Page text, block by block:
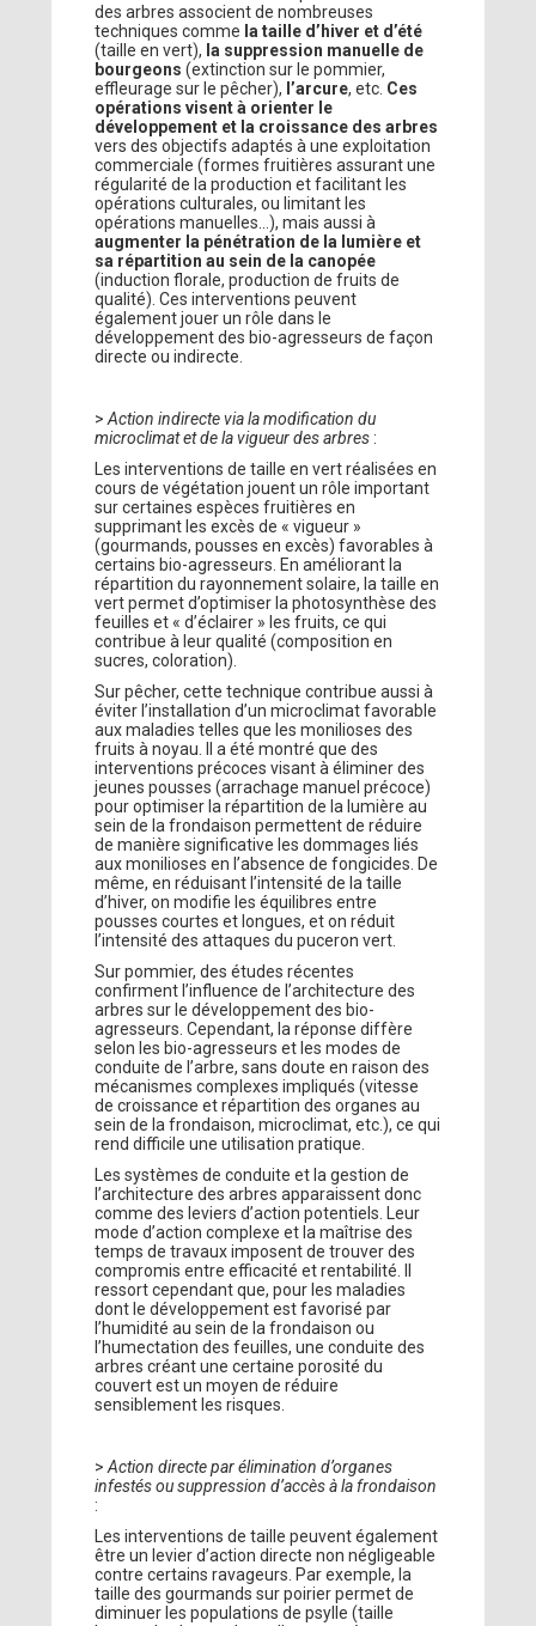
des arbres associent de nombreuses
techniques comme la taille d’hiver et d’été
(taille en vert), la suppression manuelle de
bourgeons (extinction sur le pommier,
effleurage sur le pêcher), l’arcure, etc. Ces
opérations visent à orienter le
développement et la croissance des arbres
vers des objectifs adaptés à une exploitation
commerciale (formes fruitières assurant une
régularité de la production et facilitant les
opérations culturales, ou limitant les
opérations manuelles…), mais aussi à
augmenter la pénétration de la lumière et
sa répartition au sein de la canopée
(induction florale, production de fruits de
qualité). Ces interventions peuvent
également jouer un rôle dans le
développement des bio-agresseurs de façon
directe ou indirecte.
>Action indirecte via la modification du
microclimat et de la vigueur des arbres :
Les interventions de taille en vert réalisées en
cours de végétation jouent un rôle important
sur certaines espèces fruitières en
supprimant les excès de « vigueur »
(gourmands, pousses en excès) favorables à
certains bio-agresseurs. En améliorant la
répartition du rayonnement solaire, la taille en
vert permet d’optimiser la photosynthèse des
feuilles et « d’éclairer » les fruits, ce qui
contribue à leur qualité (composition en
sucres, coloration).
Sur pêcher, cette technique contribue aussi à
éviter l’installation d’un microclimat favorable
aux maladies telles que les monilioses des
fruits à noyau. Il a été montré que des
interventions précoces visant à éliminer des
jeunes pousses (arrachage manuel précoce)
pour optimiser la répartition de la lumière au
sein de la frondaison permettent de réduire
de manière significative les dommages liés
aux monilioses en l’absence de fongicides. De
même, en réduisant l’intensité de la taille
d’hiver, on modifie les équilibres entre
pousses courtes et longues, et on réduit
l’intensité des attaques du puceron vert.
Sur pommier, des études récentes
confirment l’influence de l’architecture des
arbres sur le développement des bio-
agresseurs. Cependant, la réponse diffère
selon les bio-agresseurs et les modes de
conduite de l’arbre, sans doute en raison des
mécanismes complexes impliqués (vitesse
de croissance et répartition des organes au
sein de la frondaison, microclimat, etc.), ce qui
rend difficile une utilisation pratique.
Les systèmes de conduite et la gestion de
l’architecture des arbres apparaissent donc
comme des leviers d’action potentiels. Leur
mode d’action complexe et la maîtrise des
temps de travaux imposent de trouver des
compromis entre efficacité et rentabilité. Il
ressort cependant que, pour les maladies
dont le développement est favorisé par
l’humidité au sein de la frondaison ou
l’humectation des feuilles, une conduite des
arbres créant une certaine porosité du
couvert est un moyen de réduire
sensiblement les risques.
>Action directe par élimination d’organes
infestés ou suppression d’accès à la frondaison
:
Les interventions de taille peuvent également
être un levier d’action directe non négligeable
contre certains ravageurs. Par exemple, la
taille des gourmands sur poirier permet de
diminuer les populations de psylle (taille